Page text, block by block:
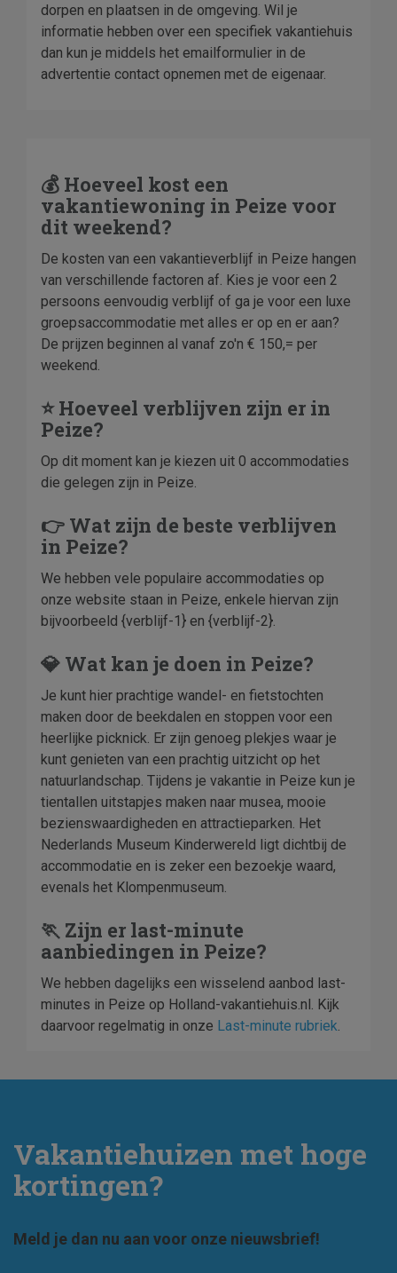
dorpen en plaatsen in de omgeving. Wil je
informatie hebben over een specifiek vakantiehuis
dan kun je middels het emailformulier in de
advertentie contact opnemen met de eigenaar.
💰 Hoeveel kost een
vakantiewoning in Peize voor
dit weekend?
De kosten van een vakantieverblijf in Peize hangen
van verschillende factoren af. Kies je voor een 2
persoons eenvoudig verblijf of ga je voor een luxe
groepsaccommodatie met alles er op en er aan?
De prijzen beginnen al vanaf zo'n € 150,= per
weekend.
⭐ Hoeveel verblijven zijn er in
Peize?
Op dit moment kan je kiezen uit 0 accommodaties
die gelegen zijn in Peize.
👉 Wat zijn de beste verblijven
in Peize?
We hebben vele populaire accommodaties op
onze website staan in Peize, enkele hiervan zijn
bijvoorbeeld {verblijf-1} en {verblijf-2}.
💎 Wat kan je doen in Peize?
Je kunt hier prachtige wandel- en fietstochten
maken door de beekdalen en stoppen voor een
heerlijke picknick. Er zijn genoeg plekjes waar je
kunt genieten van een prachtig uitzicht op het
natuurlandschap. Tijdens je vakantie in Peize kun je
tientallen uitstapjes maken naar musea, mooie
bezienswaardigheden en attractieparken. Het
Nederlands Museum Kinderwereld ligt dichtbij de
accommodatie en is zeker een bezoekje waard,
evenals het Klompenmuseum.
🏃 Zijn er last-minute
aanbiedingen in Peize?
We hebben dagelijks een wisselend aanbod last-
minutes in Peize op Holland-vakantiehuis.nl. Kijk
daarvoor regelmatig in onze Last-minute rubriek.
Vakantiehuizen met hoge
kortingen?
Meld je dan nu aan voor onze nieuwsbrief!